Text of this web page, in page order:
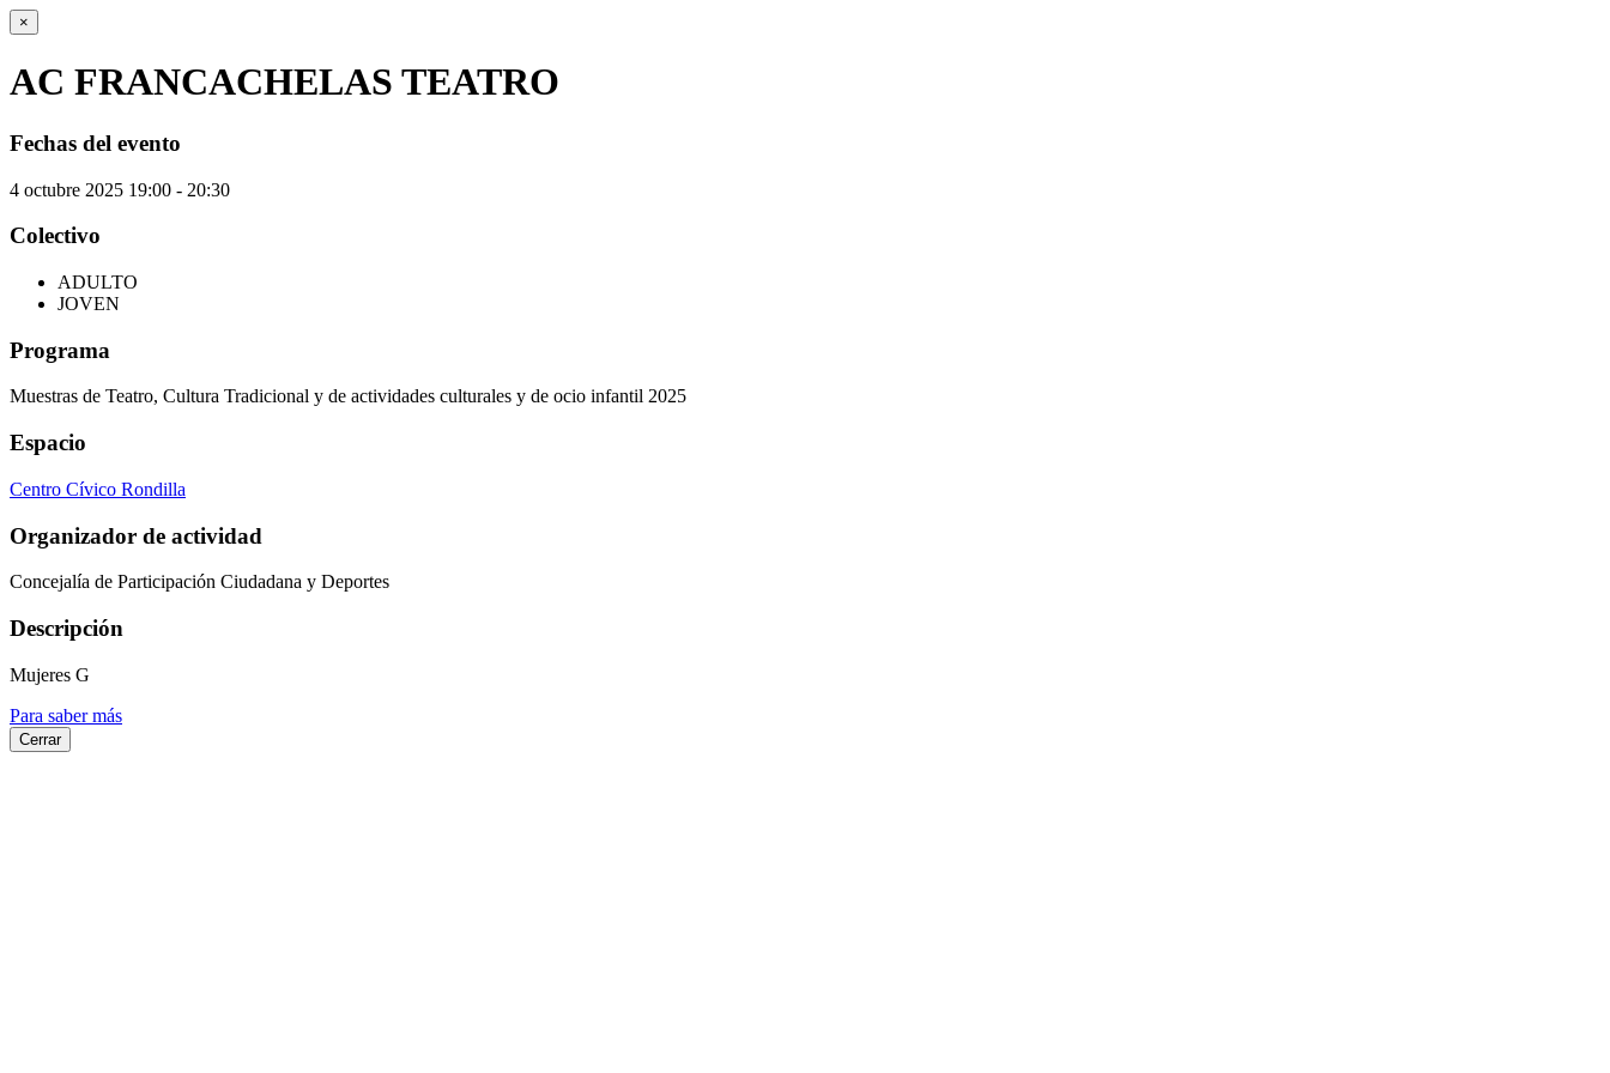
×
AC FRANCACHELAS TEATRO
Fechas del evento
4 octubre 2025 19:00 - 20:30
Colectivo
ADULTO
JOVEN
Programa
Muestras de Teatro, Cultura Tradicional y de actividades culturales y de ocio infantil 2025
Espacio
Centro Cívico Rondilla
Organizador de actividad
Concejalía de Participación Ciudadana y Deportes
Descripción
Mujeres G
Para saber más
Cerrar